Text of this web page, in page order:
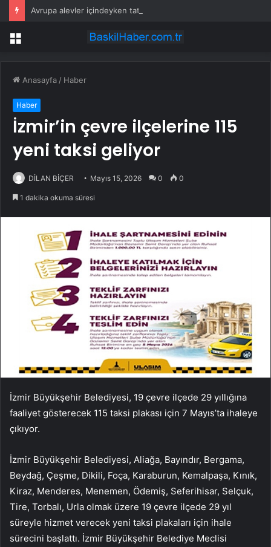
Menü
Anasayfa / Haber
Haber
İzmir’in çevre ilçelerine 115
yeni taksi geliyor
DİLAN BİÇER Mayıs 15, 2026 0 0
1 dakika okuma süresi
İzmir Büyükşehir Belediyesi, 19 çevre ilçede 29 yıllığına
faaliyet gösterecek 115 taksi plakası için 7 Mayıs’ta ihaleye
çıkıyor.
İzmir Büyükşehir Belediyesi, Aliağa, Bayındır, Bergama,
Beydağ, Çeşme, Dikili, Foça, Karaburun, Kemalpaşa, Kınık,
Kiraz, Menderes, Menemen, Ödemiş, Seferihisar, Selçuk,
Tire, Torbalı, Urla olmak üzere 19 çevre ilçede 29 yıl
süreyle hizmet verecek yeni taksi plakaları için ihale
sürecini başlattı. İzmir Büyükşehir Belediye Meclisi